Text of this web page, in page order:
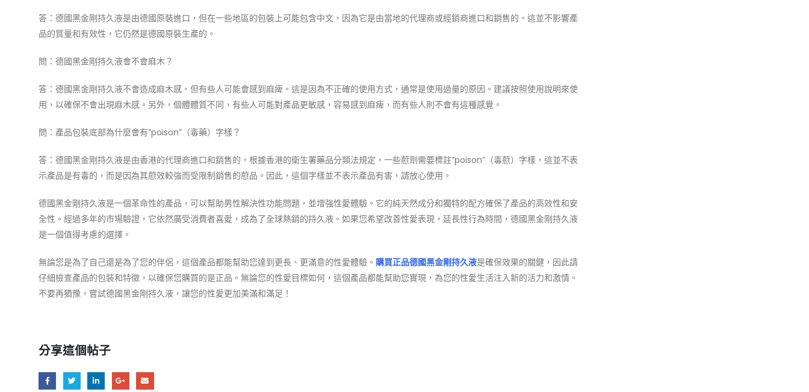
答：德國黑金剛持久液是由德國原裝進口，但在一些地區的包裝上可能包含中文，因為它是由當地的代理商或經銷商進口和銷售的。這並不影響產
品的質量和有效性，它仍然是德國原裝生產的。
問：德國黑金剛持久液會不會麻木？
答：德國黑金剛持久液不會造成麻木感，但有些人可能會感到麻痺。這是因為不正確的使用方式，通常是使用過量的原因。建議按照使用說明來使
用，以確保不會出現麻木感。另外，個體體質不同，有些人可能對產品更敏感，容易感到麻痺，而有些人則不會有這種感覺。
問：產品包裝底部為什麼會有”poison”（毒藥）字樣？
答：德國黑金剛持久液是由香港的代理商進口和銷售的，根據香港的衛生署藥品分類法規定，一些藯劑需要標註”poison”（毒藯）字樣，這並不表
示產品是有毒的，而是因為其藯效較強而受限制銷售的藯品。因此，這個字樣並不表示產品有害，請放心使用。
德國黑金剛持久液是一個革命性的產品，可以幫助男性解決性功能問題，並增強性愛體驗。它的純天然成分和獨特的配方確保了產品的高效性和安
全性。經過多年的市場驗證，它依然廣受消費者喜愛，成為了全球熱銷的持久液。如果您希望改善性愛表現，延長性行為時間，德國黑金剛持久液
是一個值得考慮的選擇。
無論您是為了自己還是為了您的伴侶，這個產品都能幫助您達到更長、更滿意的性愛體驗。 購買正品德國黑金剛持久液是確保效果的關鍵，因此請
仔細檢查產品的包裝和特徵，以確保您購買的是正品。無論您的性愛目標如何，這個產品都能幫助您實現，為您的性愛生活注入新的活力和激情。
不要再猶豫，嘗試德國黑金剛持久液，讓您的性愛更加美滿和滿足！
分享這個帖子